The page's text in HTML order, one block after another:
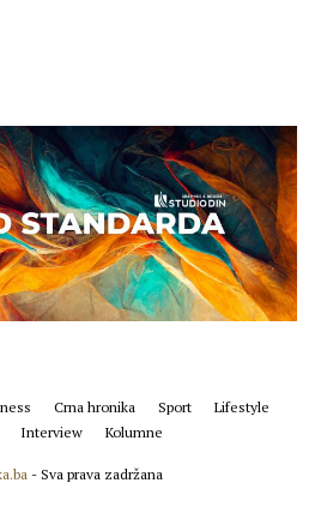
Crna hronika Sport
Lifestyle
Interview Kolumne
- Sva prava zadržana